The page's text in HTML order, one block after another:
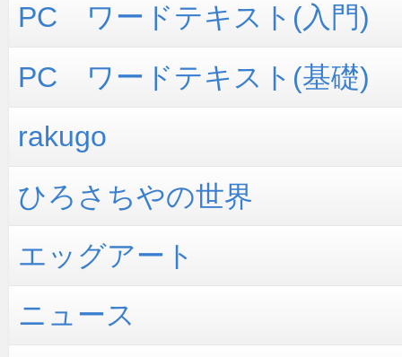
PC ワードテキスト(入門)
PC ワードテキスト(基礎)
rakugo
ひろさちやの世界
エッグアート
ニュース